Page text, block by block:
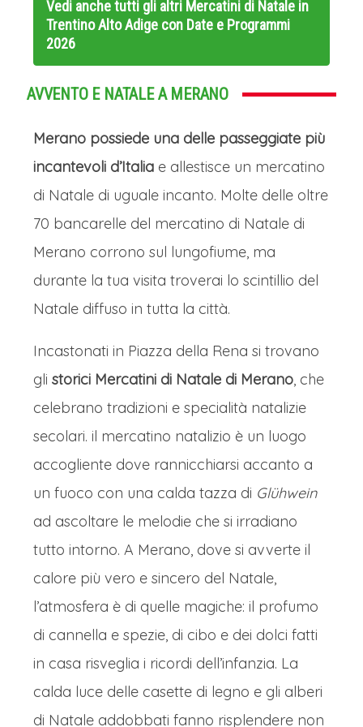
al centro di un dialogo tra arte, tecnica
e territorio.
Arrivo a Merano, cittadina in provincia
di Bolzano, in mattinata e tempo libero
per visitare la città e i suoi Mercatini di
Natale, e le sue 70 casettine sul fiume
in cui è possibile trovare le migliori
prelibatezze gastronomiche locali e gli
addobbi artigianali più particolari che
distinguono per la loro ambientazione
unica, che unisce il fascino asburgico
della città termale alla magia
del Passirio creando giochi di
suggestiva bellezza. Le bancarelle,
realizzate in legno scuro e addobbate
con ghirlande di abete, espongono un
artigianato selezionato: dalle candele
I mercatini di Natale di Bressanone, il
d'argento che reca un'aquila rossa,
principi-vescovi, sono tra i più antichi e
suggestivi dell'arco alpino, un vero
gioiello di tradizione che prende vita
nel centro storico della città più antica
del Tirolo. L'atmosfera magica si
respira soprattutto nell'incantevole
Piazza del Duomo, dove le luci calde
delle casette di legno rischiarano le
facciate barocche e il porticato del
palazzo vescovile. Profumo di
cannella, vin brûle e Zelten, il tipico
pane dolce natalizio, si mescolano
nell'aria frizzante.
Artigiani locali espongono con
orgoglio le loro creazioni: intagli in
legno di cirmolo, decorazioni in feltro,
candele artigianali e ceramiche dipinte
a mano. È un trionfo di autenticità,
dove la cultura tedesca e quella
italiana si fondono armoniosamente.
Completa l'esperienza l'offerta
Vedi anche tutti gli altri Mercatini di Natale in
Trentino Alto Adige con Date e Programmi
2026
AVVENTO E NATALE A MERANO
Merano possiede una delle passeggiate più
incantevoli d’Italia e allestisce un mercatino
di Natale di uguale incanto. Molte delle oltre
70 bancarelle del mercatino di Natale di
Merano corrono sul lungofiume, ma
durante la tua visita troverai lo scintillio del
Natale diffuso in tutta la città.
Incastonati in Piazza della Rena si trovano
gli storici Mercatini di Natale di Merano, che
celebrano tradizioni e specialità natalizie
secolari. il mercatino natalizio è un luogo
accogliente dove rannicchiarsi accanto a
un fuoco con una calda tazza di Glühwein
ad ascoltare le melodie che si irradiano
tutto intorno. A Merano, dove si avverte il
calore più vero e sincero del Natale,
l’atmosfera è di quelle magiche: il profumo
di cannella e spezie, di cibo e dei dolci fatti
in casa risveglia i ricordi dell’infanzia. La
calda luce delle casette di legno e gli alberi
di Natale addobbati fanno risplendere non